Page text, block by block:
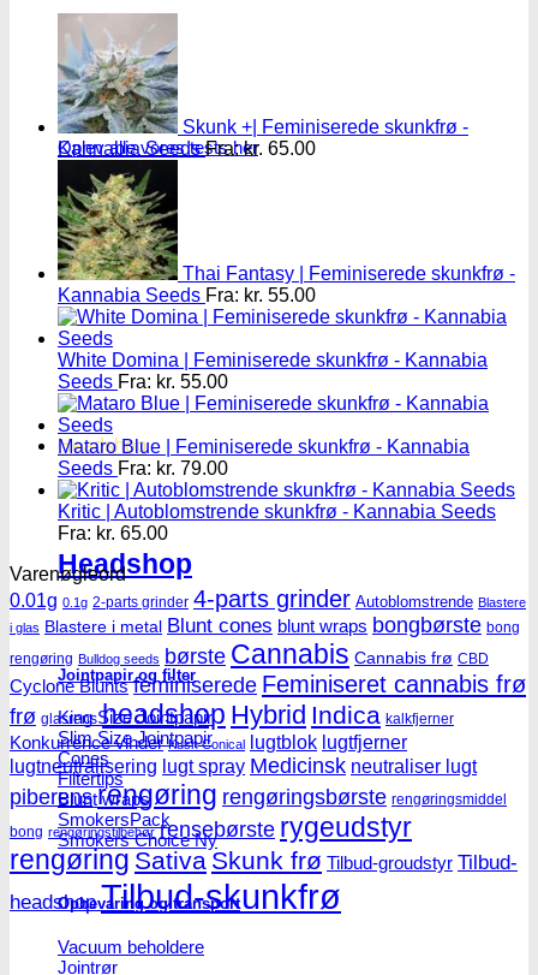
Oplev alle vores tests her
Headshop
Headshop
Jointpapir og filter
King Size Jointpapir
Slim Size Jointpapir
Cones
Filtertips
Blunt wraps
SmokersPack
Smokers Choice
Opbevaring og transport
Vacuum beholdere
Jointrør
Skunk +| Feminiserede skunkfrø -
Kannabia Seeds Fra:kr. 65.00
Thai Fantasy | Feminiserede skunkfrø -
Kannabia Seeds Fra: kr. 55.00
White Domina | Feminiserede skunkfrø - Kannabia
Seeds Fra: kr. 55.00
Mataro Blue | Feminiserede skunkfrø - Kannabia
Seeds Fra: kr. 79.00
Kritic | Autoblomstrende skunkfrø - Kannabia Seeds
Fra: kr. 65.00
Varenøgleord
0.01g 0.1g 2-parts grinder 4-parts grinder Autoblomstrende Blastere
i glas Blastere i metal Blunt cones blunt wraps bongbørste bong
rengøring Bulldog seeds børste Cannabis Cannabis frø CBD
Cyclone Blunts feminiserede Feminiseret cannabis frø
frø glasrens headshop Hybrid Indica kalkfjerner
Konkurrence vinder Kush Conical lugtblok lugtfjerner
lugtneutralisering lugt spray Medicinsk neutraliser lugt
piberens rengøring rengøringsbørste rengøringsmiddel
bong rengøringstilbehør rensebørste rygeudstyr
rengøring Sativa Skunk frø Tilbud-groudstyr Tilbud-
headshop Tilbud-skunkfrø